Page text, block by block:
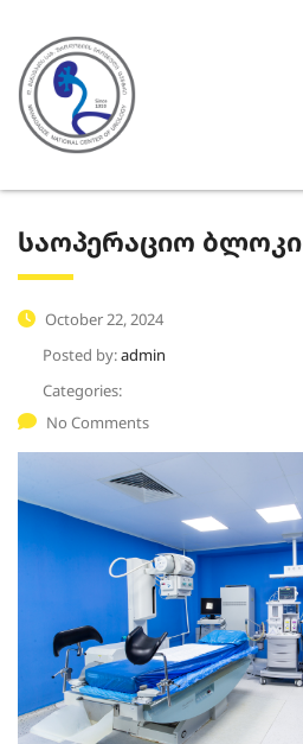
საოპერაციო ბლოკი
October 22, 2024
Posted by:admin
Categories:
No Comments